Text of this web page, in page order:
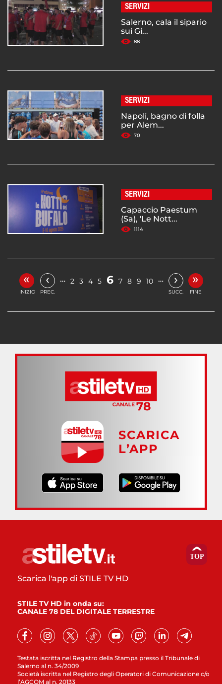
SERVIZI
Salerno, cala il sipario
sui Gi...
88
SERVIZI
Napoli, bagno di folla
per Alem...
70
SERVIZI
Capaccio Paestum
(Sa), 'Le Nott...
1114
«
INIZIO
‹
PREC.
… 2 3 4 5 6 7 8 9 10 … ›
SUCC.
»
FINE
SCARICA
L’APP
Testata iscritta nel Registro della Stampa presso il Tribunale di
Salerno al n. 34/2009
Società iscritta nel Registro degli Operatori di Comunicazione c/o
l’AGCOM al n. 20133
Scarica l'app di STILE TV HD
STILE TV HD in onda su:
CANALE 78 DEL DIGITALE TERRESTRE